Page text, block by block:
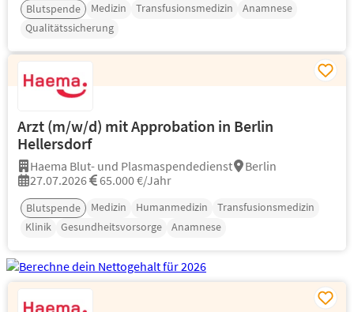
Blutspende Medizin Transfusionsmedizin
Anamnese
Qualitätssicherung
Arzt (m/w/d) mit Approbation in Berlin
Hellersdorf
Haema Blut- und Plasmaspendedienst
Berlin
27.07.2026
65.000 €/Jahr
Blutspende Medizin Humanmedizin
Transfusionsmedizin
Klinik
Gesundheitsvorsorge Anamnese